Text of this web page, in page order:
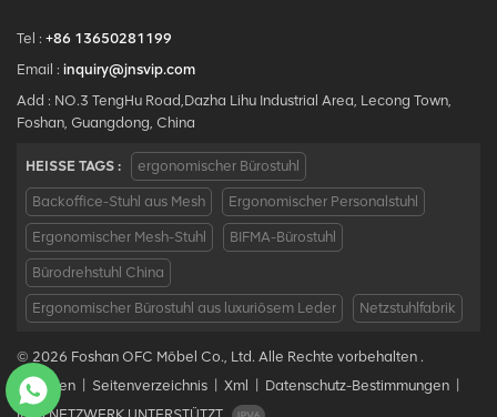
Tel : +86 13650281199
Email : inquiry@jnsvip.com
Add : NO.3 TengHu Road,Dazha Lihu Industrial Area, Lecong Town,
Foshan, Guangdong, China
HEISSE TAGS : ergonomischer Bürostuhl
Backoffice-Stuhl aus Mesh Ergonomischer Personalstuhl
Ergonomischer Mesh-Stuhl BIFMA-Bürostuhl
Bürodrehstuhl China
Ergonomischer Bürostuhl aus luxuriösem Leder Netzstuhlfabrik
© 2026 Foshan OFC Möbel Co., Ltd. Alle Rechte vorbehalten .
Bloggen
Seitenverzeichnis Xml Datenschutz-Bestimmungen